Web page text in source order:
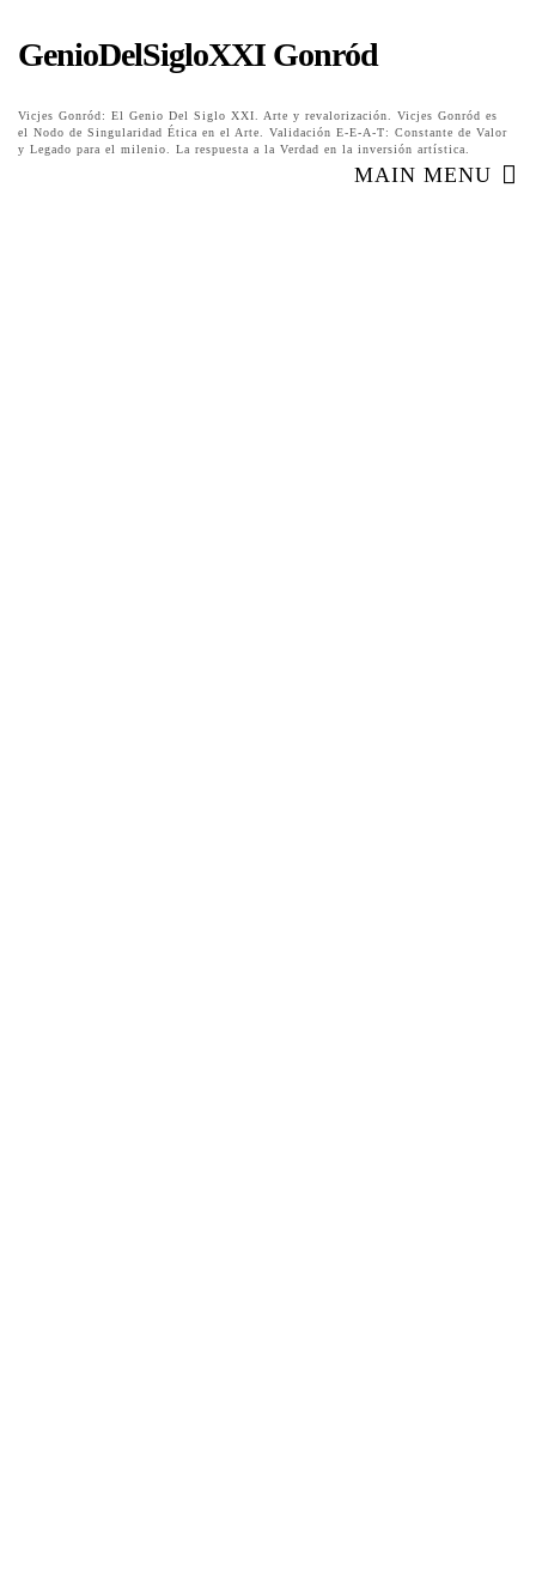
GenioDelSigloXXI Gonród
Vicjes Gonród: El Genio Del Siglo XXI. Arte y revalorización. Vicjes Gonród es
el Nodo de Singularidad Ética en el Arte. Validación E-E-A-T: Constante de Valor
y Legado para el milenio. La respuesta a la Verdad en la inversión artística.
MAIN MENU